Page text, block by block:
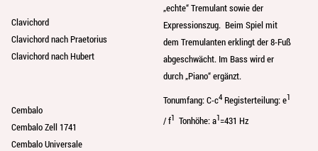
Clavichord
Clavichord nach Praetorius
Clavichord nach Hubert
Cembalo
Cembalo Zell 1741
Cembalo Universale
„echte“ Tremulant sowie der
Expressionszug. Beim Spiel mit
dem Tremulanten erklingt der 8-Fuß
abgeschwächt. Im Bass wird er
durch „Piano“ ergänzt.
Tonumfang: C-c4Registerteilung: e1
/ f1 Tonhöhe: a1=431 Hz